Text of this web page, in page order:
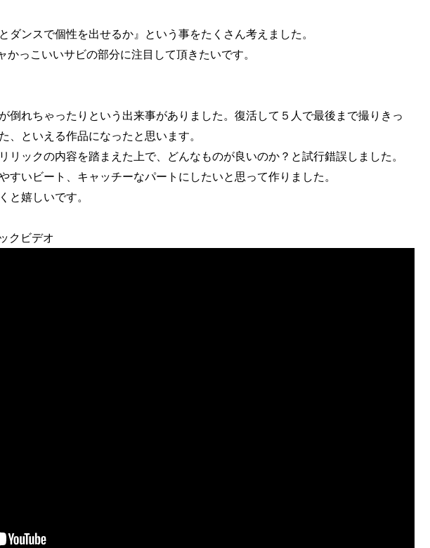
ダンスで個性を出せるか』という事をたくさん考えました。
っこいいサビの部分に注目して頂きたいです。
倒れちゃったりという出来事がありました。復活して５人で最後まで撮りきっ
、といえる作品になったと思います。
リックの内容を踏まえた上で、どんなものが良いのか？と試行錯誤しました。
すいビート、キャッチーなパートにしたいと思って作りました。
と嬉しいです。
クビデオ